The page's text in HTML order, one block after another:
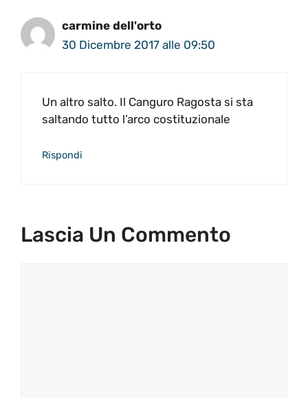
carmine dell'orto
30 Dicembre 2017 alle 09:50
Un altro salto. Il Canguro Ragosta si sta
saltando tutto l’arco costituzionale
Rispondi
Lascia Un Commento